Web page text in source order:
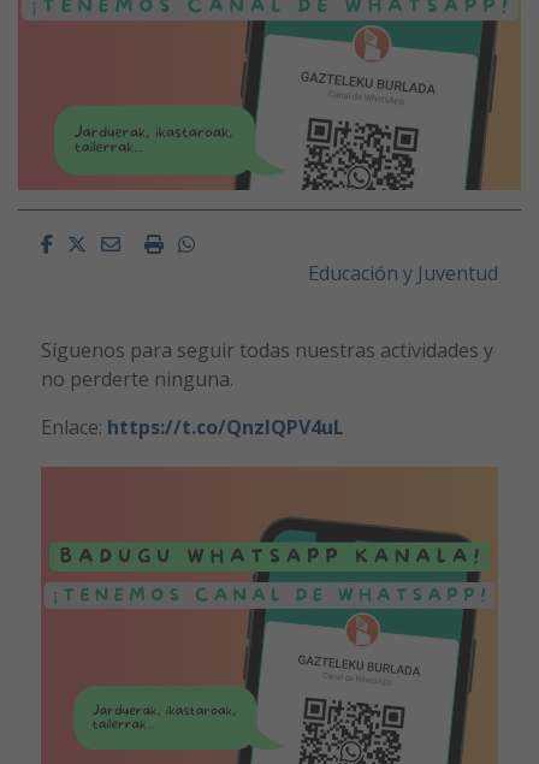
FacebookTwitterEmailImprimirWhatsapp
Educación y Juventud
Síguenos para seguir todas nuestras actividades y
no perderte ninguna.
Enlace: https://t.co/QnzlQPV4uL